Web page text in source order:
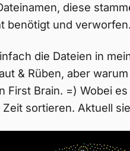
diese
benötigt und verworfen.
die Dateien in
& Rüben, aber
First Brain. =) Wobei
sortieren. Aktuell